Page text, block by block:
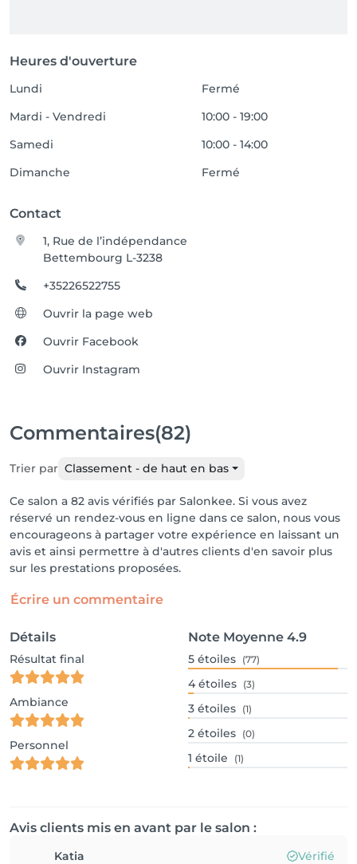
Heures d'ouverture
Lundi
Fermé
Mardi - Vendredi
10:00 - 19:00
Samedi
10:00 - 14:00
Dimanche
Fermé
Contact
1, Rue de l’indépendance
Bettembourg L-3238
+35226522755
Ouvrir la page web
Ouvrir Facebook
Ouvrir Instagram
Commentaires(82)
Trier par Classement - de haut en bas
Ce salon a 82 avis vérifiés par Salonkee. Si vous avez
réservé un rendez-vous en ligne dans ce salon, nous vous
encourageons à partager votre expérience en laissant un
avis et ainsi permettre à d'autres clients d'en savoir plus
sur les prestations proposées.
Écrire un commentaire
Détails
Résultat final
Ambiance
Personnel
Note Moyenne 4.9
5 étoiles (77)
4 étoiles (3)
3 étoiles (1)
2 étoiles (0)
1 étoile (1)
Avis clients mis en avant par le salon :
Katia Vérifié